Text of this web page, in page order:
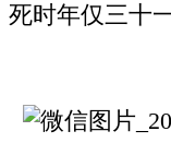
死时年仅三十